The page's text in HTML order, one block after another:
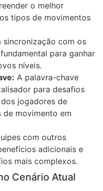
o melhor
tipos de movimentos
sincronização com os
para ganhar
níveis.
A palavra-chave
para desafios
jogadores de
de movimento em
com outros
adicionais e
mais complexos.
Cenário Atual